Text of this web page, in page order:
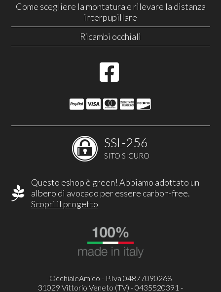
Come scegliere la montatura e rilevare la distanza
interpupillare
Ricambi occhiali
SSL-256
SITO SICURO
Questo eshop è green! Abbiamo adottato un
albero di avocado per essere carbon-free.
Scopri il progetto
OcchialeAmico - P.Iva 04877090268
31029 Vittorio Veneto (TV) - 0435520391 -